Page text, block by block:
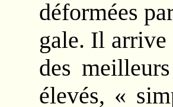
déformées
gale. Il arrive
des
élevés, «